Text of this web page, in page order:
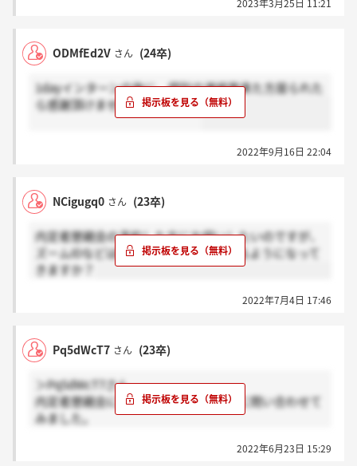
2023年3月25日 11:21
ODMfEd2V さん (24卒)
1dayインターンの後に、個別の連絡等来た方居られた
ら感謝頂けませんでしょうか？
2022年9月16日 22:04
NCigugq0 さん (23卒)
内定者懇親会の予約した方にお伺いしたいのですが、
ズームIDなどはマイページで確認できるようになって
きますか？
2022年7月4日 17:46
Pq5dWcT7 さん (23卒)
＞Pq5dWcT7さん
内定者懇親会について先日スズキ本社に問い合わせて
みました。
流会はあるものの、技術職は現在検討中とのことでし
2022年6月23日 15:29